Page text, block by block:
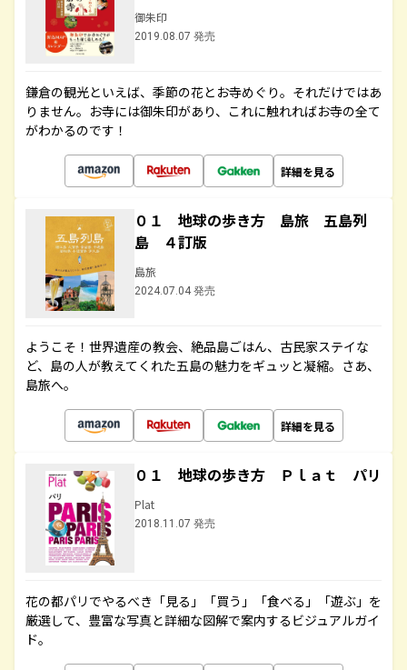
御朱印
2019.08.07 発売
鎌倉の観光といえば、季節の花とお寺めぐり。それだけではあ
りません。お寺には御朱印があり、これに触れればお寺の全て
がわかるのです！
詳細を見る
０１ 地球の歩き方 島旅 五島列
島 ４訂版
島旅
2024.07.04 発売
ようこそ！世界遺産の教会、絶品島ごはん、古民家ステイな
ど、島の人が教えてくれた五島の魅力をギュッと凝縮。さあ、
島旅へ。
詳細を見る
０１ 地球の歩き方 Ｐｌａｔ パリ
Plat
2018.11.07 発売
花の都パリでやるべき「見る」「買う」「食べる」「遊ぶ」を
厳選して、豊富な写真と詳細な図解で案内するビジュアルガイ
ド。